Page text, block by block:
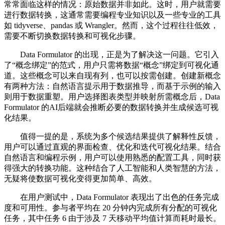
常常面临这样的情况：原始数据并非如此。这时，用户就需要
进行数据转换，这通常需要编程专业知识以及一些专业的工具
如 tidyverse、pandas 或 Wrangler。然而，这个过程往往低效，
需要不断切换数据转换和可视化步骤。
Data Formulator 的出现，正是为了解决这一问题。它引入
了“概念绑定”的范式，用户只需将数据“概念”绑定到可视化通
道。这些概念可以来自现有列，也可以按需创建。创建新概念
有两种方法：自然语言提示用于数据推导，而基于示例的输入
则用于数据重塑。用户选择图表类型并映射所需概念后，Data
Formulator 的AI后端就会推断必要的数据转换并生成候选可视
化结果。
值得一提的是，系统为多个候选结果提供了解释性反馈，
用户可以通过直观的界面检查、优化和迭代可视化结果。结合
自然语言和编程示例，用户可以使用熟悉的配置工具，同时获
得强大的转换功能。这种结合了人工智能和人类智慧的方法，
无疑将使数据可视化变得更加简单、高效。
在用户测试中，Data Formulator 表现出了出色的任务完成
度和可用性。参与者平均在 20 分钟内完成所有分配的可视化
任务，其中任务 6 由于涉及 7 天移动平均值计算而耗时最长。